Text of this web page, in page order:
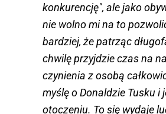
konkurencję", ale jako
nie wolno mi na to
bardziej, że patrząc
chwilę przyjdzie czas na
czynienia z osobą
myślę o Donaldzie Tusku i
otoczeniu. To się wydaje